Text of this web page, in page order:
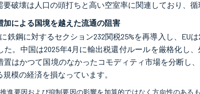
要破壊は人口の頭打ちと高い空室率に関連しており、
加による国境を越えた流通の阻害
鉄鋼に対するセクション232関税25%を再導入し、EU
た。中国は2025年4月に輸出税還付ルールを厳格化し
置はかつて国境のなかったコモディティ市場を分断し
模の経済を損なっています。
進要因および抑制要因の影響を加算的ではなく方向性のある